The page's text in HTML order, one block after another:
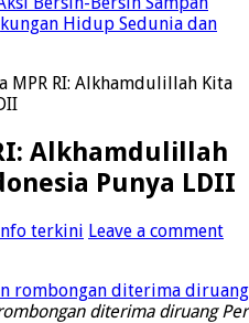
Hidup Sedunia dan
MPR RI: Alkhamdulillah Kita
Alkhamdulillah
Punya LDII
terkini Leave a comment
diterima diruang